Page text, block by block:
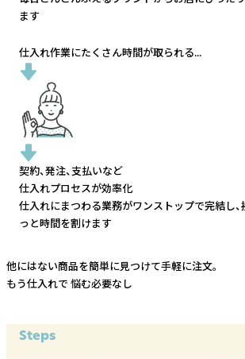
ます
仕入れ作業にたくさん時間が取られる...
契約、発注、支払いなど
仕入れプロセスが効率化
仕入れにまつわる業務がワンストップで完結し、
っと時間を割けます
他にはない商品を簡単に見つけて手軽に注文。
もう仕入れで 悩む必要なし
Steps